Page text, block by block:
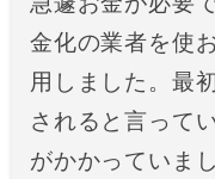
金化の業者を使
用しました。最
されると言って
がかかっていま